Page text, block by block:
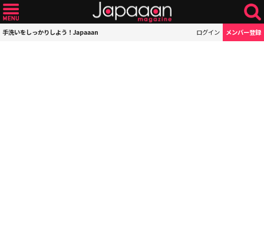
手洗いをしっかりしよう！Japaaan ログイン メンバー登録